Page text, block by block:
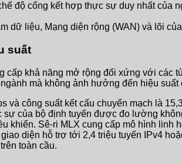
độ cổng kết hợp thực sự duy nhất của
dữ liệu, Mạng diện rộng (WAN) và lõi
suất
khả năng mở rộng đối xứng với các
mà không ảnh hưởng đến hiệu
và công suất kết cấu chuyển mạch là
của bộ định tuyến được đo lường
khiển. Sê-ri MLX cung cấp mô hình
diện hỗ trợ tới 2,4 triệu tuyến IPv4
toàn cầu.